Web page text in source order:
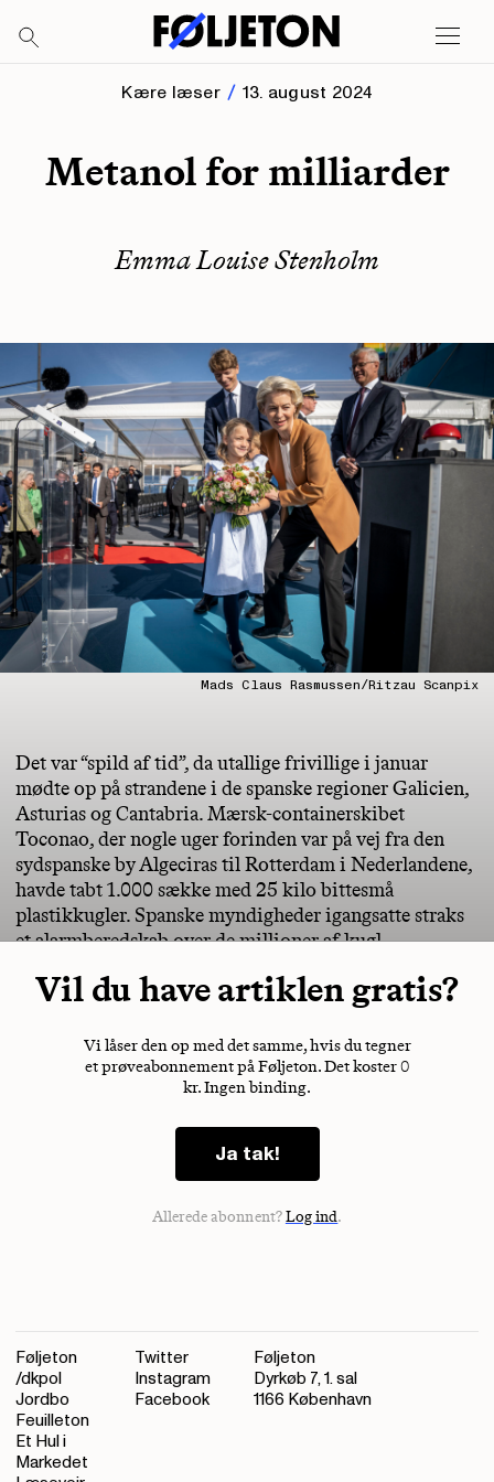
Kære læser 13. august 2024
Metanol for milliarder
Emma Louise Stenholm
Mads Claus Rasmussen/Ritzau Scanpix
Det var “spild af tid”, da utallige frivillige i januar
mødte op på strandene i de spanske regioner Galicien,
Asturias og Cantabria. Mærsk-containerskibet
Toconao, der nogle uger forinden var på vej fra den
sydspanske by Algeciras til Rotterdam i Nederlandene,
havde tabt 1.000 sække med 25 kilo bittesmå
plastikkugler. Spanske myndigheder igangsatte straks
et alarmberedskab over demillioneraf kugl
Vil du have artiklen gratis?
Vi låser den op med det samme, hvis du tegner
et prøveabonnement på Føljeton. Det koster 0
kr. Ingen binding.
Ja tak!
Allerede abonnent?Log ind.
Føljeton
/dkpol
Jordbo
Feuilleton
Et Hul i
Markedet
Twitter
Instagram
Facebook
Føljeton
Dyrkøb 7, 1. sal
1166 København